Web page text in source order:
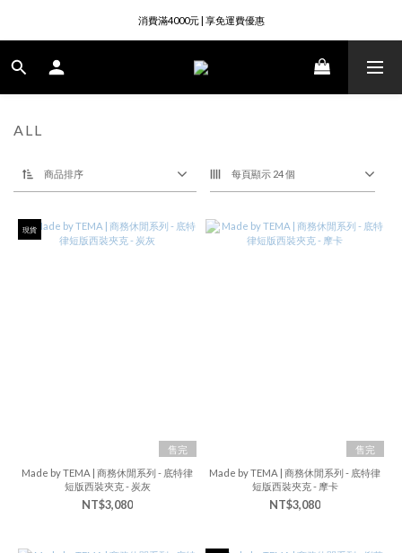
註冊成為會員即送50元購物金
消費滿4000元 | 享免運費優惠
註冊成為會員即送50元購物金
ALL
商品排序 每頁顯示 24 個
現貨
售完
Made by TEMA | 商務休閒系列 - 底特律
短版西裝夾克 - 炭灰
NT$3,080
售完
Made by TEMA | 商務休閒系列 - 底特律
短版西裝夾克 - 摩卡
NT$3,080